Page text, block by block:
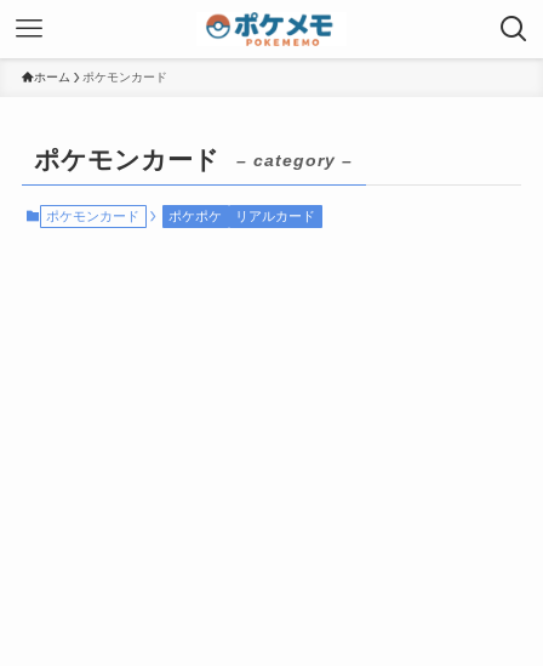
ホーム ポケモンカード
ポケモンカード – category –
ポケモンカード ポケポケ リアルカード